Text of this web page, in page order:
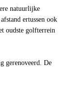
natuurlijke
ertussen ook
oudste golfterrein
gerenoveerd. De